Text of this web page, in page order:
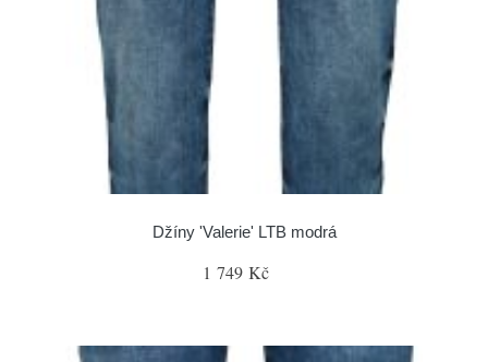
Džíny 'Valerie' LTB modrá
1 749 Kč